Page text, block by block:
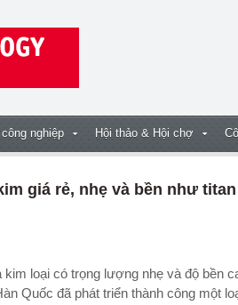
công nghiệp Hội thảo & Hội chợ
giá rẻ, nhẹ và bền như titan
Quốc đã phát triển thành công một